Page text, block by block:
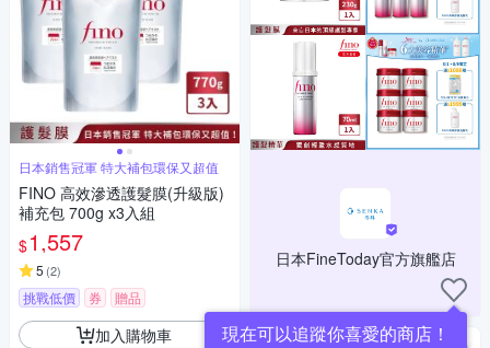
日本銷售冠軍 特大補包環保又超值
FINO 高效滲透護髮膜(升級版)
補充包 700g x3入組
$1,557
5 (2)
挑戰低價 券 贈品
加入購物車
日本FineToday官方旗艦店